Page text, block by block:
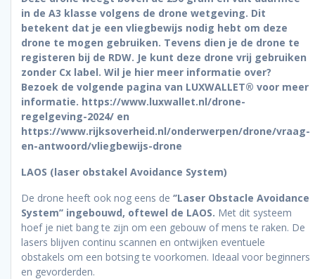
in de A3 klasse volgens de drone wetgeving. Dit
betekent dat je een vliegbewijs nodig hebt om deze
drone te mogen gebruiken. Tevens dien je de drone te
registeren bij de RDW. Je kunt deze drone vrij gebruiken
zonder Cx label. Wil je hier meer informatie over?
Bezoek de volgende pagina van LUXWALLET® voor meer
informatie. https://www.luxwallet.nl/drone-
regelgeving-2024/ en
https://www.rijksoverheid.nl/onderwerpen/drone/vraag-
en-antwoord/vliegbewijs-drone
LAOS (laser obstakel Avoidance System)
De drone heeft ook nog eens de ‘’Laser Obstacle Avoidance
System’’ ingebouwd, oftewel de LAOS. Met dit systeem
hoef je niet bang te zijn om een gebouw of mens te raken. De
lasers blijven continu scannen en ontwijken eventuele
obstakels om een botsing te voorkomen. Ideaal voor beginners
en gevorderden.